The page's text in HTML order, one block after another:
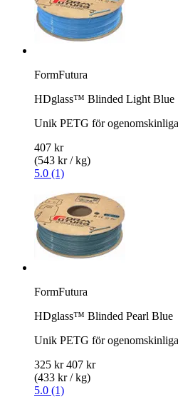
FormFutura
HDglass™ Blinded Light Blue
Unik PETG för
407 kr
(543 kr / kg)
5.0 (1)
FormFutura
HDglass™ Blinded Pearl Blue
Unik PETG för
325 kr 407 kr
(433 kr / kg)
5.0 (1)